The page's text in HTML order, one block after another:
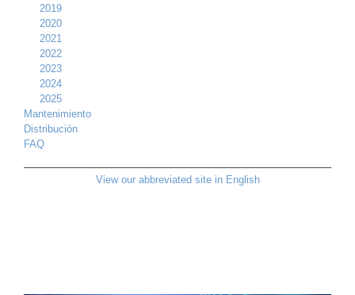
2019
2020
2021
2022
2023
2024
2025
Mantenimiento
Distribución
FAQ
View our abbreviated site in English